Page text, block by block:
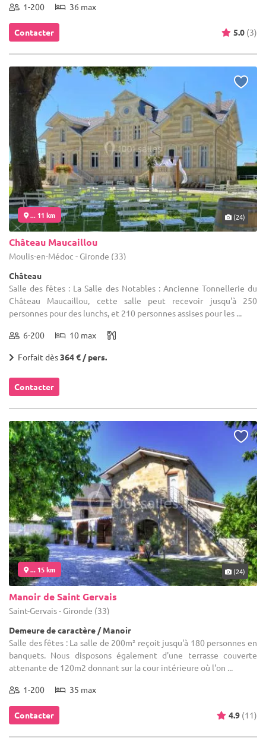
1-200 36 max
Contacter 5.0 (3)
... 11 km (24)
Château Maucaillou
Moulis-en-Médoc - Gironde (33)
Château
Salle des fêtes : La Salle des Notables : Ancienne Tonnellerie du
Château Maucaillou, cette salle peut recevoir jusqu'à 250
personnes pour des lunchs, et 210 personnes assises pour les ...
6-200 10 max
Forfait dès364 € / pers.
Contacter
... 15 km (24)
Manoir de Saint Gervais
Saint-Gervais - Gironde (33)
Demeure de caractère / Manoir
Salle des fêtes : La salle de 200m² reçoit jusqu'à 180 personnes en
banquets. Nous disposons également d'une terrasse couverte
attenante de 120m2 donnant sur la cour intérieure où l'on ...
1-200 35 max
Contacter 4.9 (11)